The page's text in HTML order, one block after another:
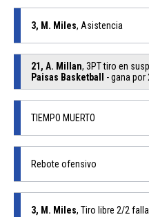
3, M. Miles, Asistencia
21, A. Millan, 3PT tiro en
Paisas Basketball
- gana por
TIEMPO MUERTO
Rebote ofensivo
3, M. Miles, Tiro libre 2/2